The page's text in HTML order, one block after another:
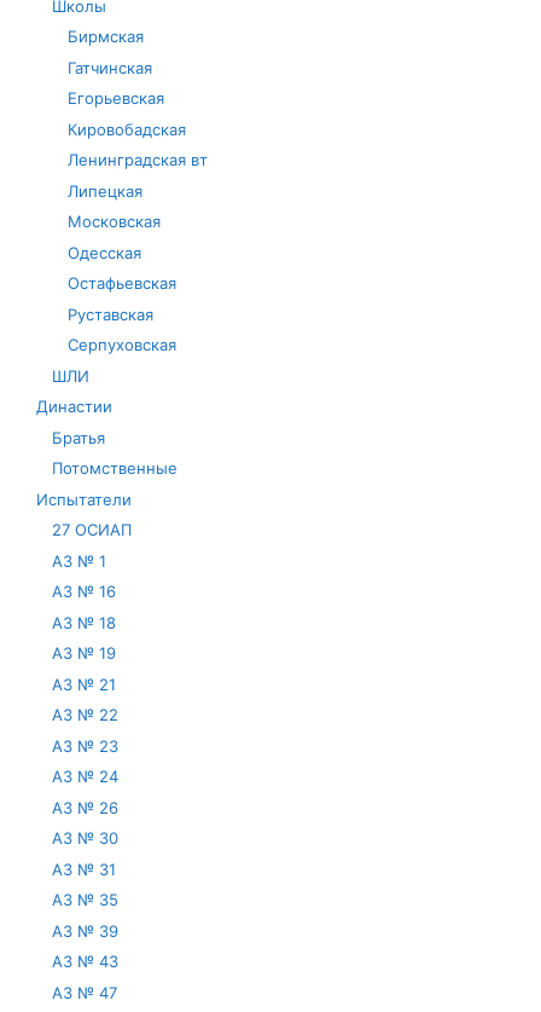
Школы
Бирмская
Гатчинская
Егорьевская
Кировобадская
Ленинградская вт
Липецкая
Московская
Одесская
Остафьевская
Руставская
Серпуховская
ШЛИ
Династии
Братья
Потомственные
Испытатели
27 ОСИАП
АЗ № 1
АЗ № 16
АЗ № 18
АЗ № 19
АЗ № 21
АЗ № 22
АЗ № 23
АЗ № 24
АЗ № 26
АЗ № 30
АЗ № 31
АЗ № 35
АЗ № 39
АЗ № 43
АЗ № 47